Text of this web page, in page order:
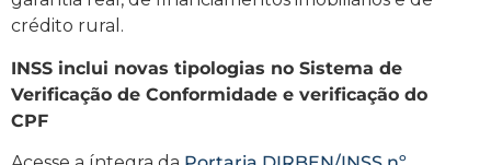
crédito rural.
INSS inclui novas tipologias no Sistema de
Verificação de Conformidade e verificação do
CPF